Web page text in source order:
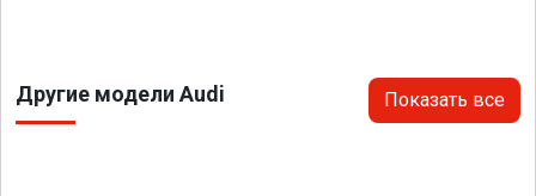
Другие модели Audi Показать все